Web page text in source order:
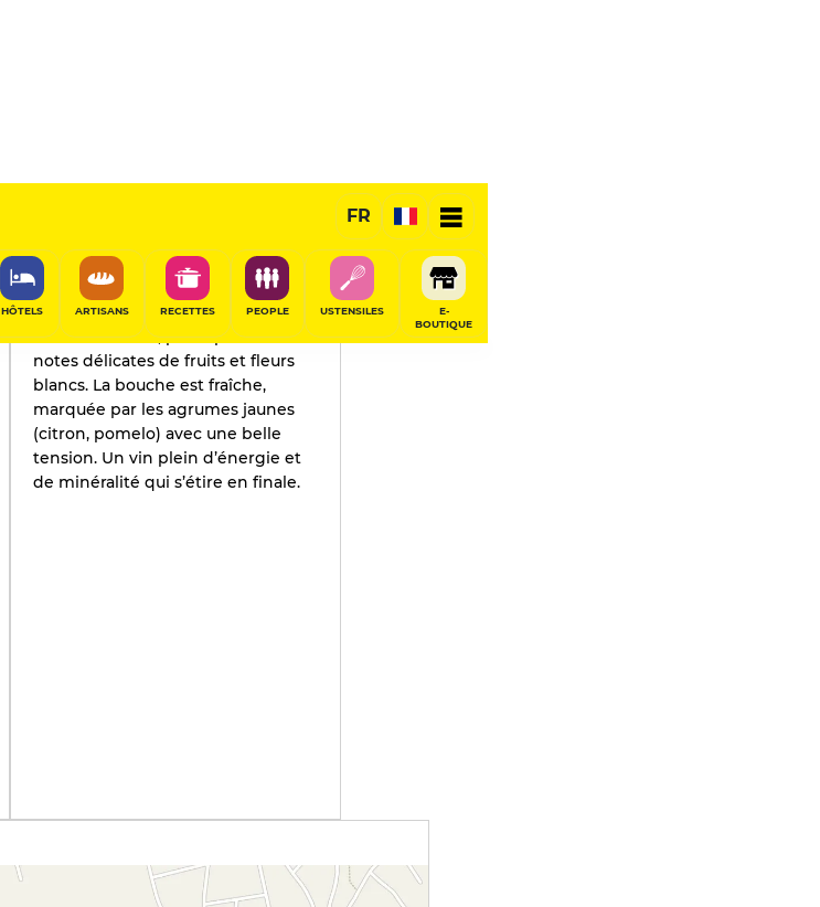
FR
HÔTELS ARTISANS RECETTES PEOPLE USTENSILES
E-
BOUTIQUE
PARTAGER
L'AVIS DE GAULT&MILLAU
2024
Nez très discret, porté par des
notes délicates de fruits et fleurs
blancs. La bouche est fraîche,
marquée par les agrumes jaunes
(citron, pomelo) avec une belle
tension. Un vin plein d’énergie et
de minéralité qui s’étire en finale.